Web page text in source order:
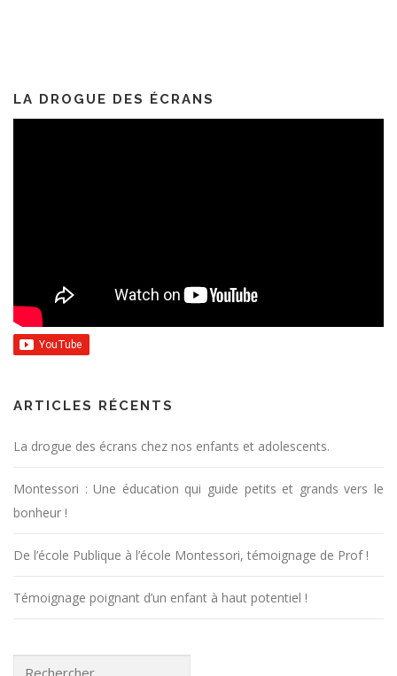
LA DROGUE DES ÉCRANS
ARTICLES RÉCENTS
La drogue des écrans chez nos enfants et adolescents.
Montessori : Une éducation qui guide petits et grands vers le
bonheur !
De l’école Publique à l’école Montessori, témoignage de Prof !
Témoignage poignant d’un enfant à haut potentiel !
Rechercher :